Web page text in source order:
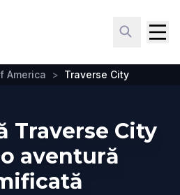
America > Traverse City
Traverse City
aventură